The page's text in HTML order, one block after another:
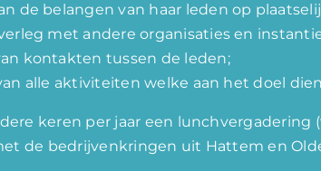
de belangen van haar leden op
met andere organisaties en
kontakten tussen de leden;
alle aktiviteiten welke aan het doel
keren per jaar een
de bedrijvenkringen uit Hattem en